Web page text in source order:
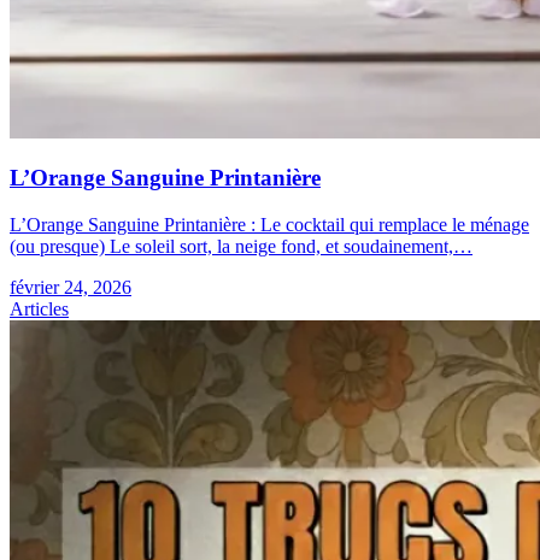
L’Orange Sanguine Printanière
L’Orange Sanguine Printanière : Le cocktail qui remplace le ménage
(ou presque) Le soleil sort, la neige fond, et soudainement,…
février 24, 2026
Articles